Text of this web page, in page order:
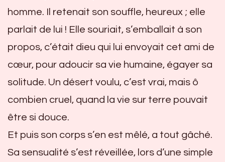
homme. Il retenait son souffle, heureux ; elle
parlait de lui ! Elle souriait, s’emballait à son
propos, c’était dieu qui lui envoyait cet ami de
cœur, pour adoucir sa vie humaine, égayer sa
solitude. Un désert voulu, c’est vrai, mais ô
combien cruel, quand la vie sur terre pouvait
être si douce.
Et puis son corps s’en est mêlé, a tout gâché.
Sa sensualité s’est réveillée, lors d’une simple